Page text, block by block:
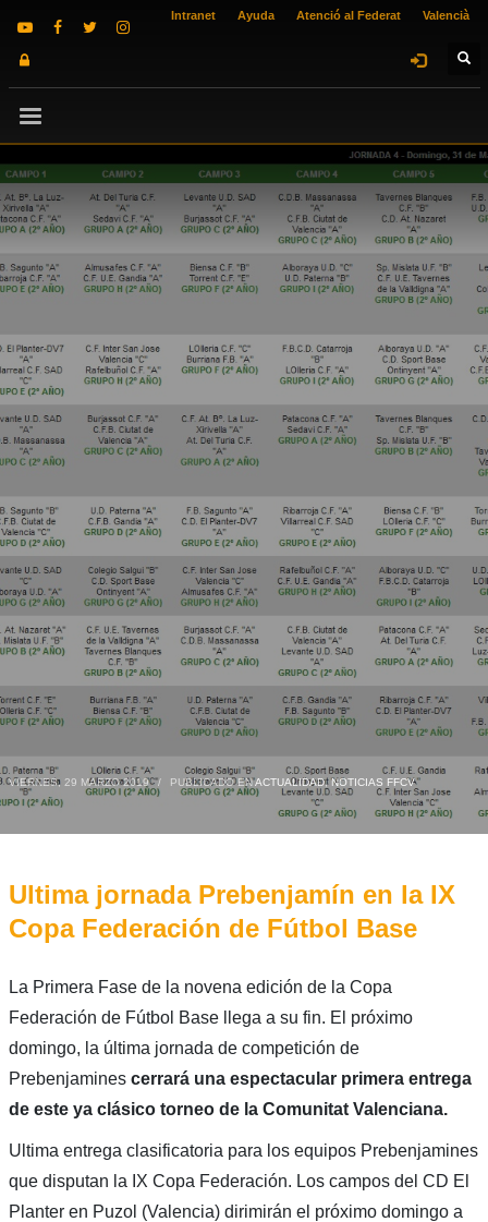
Intranet Ayuda Atenció al Federat Valencià
VIERNES, 29 MARZO 2019 / PUBLICADO ENACTUALIDAD,NOTICIAS FFCV
Ultima jornada Prebenjamín en la IX
Copa Federación de Fútbol Base
La Primera Fase de la novena edición de la Copa
Federación de Fútbol Base llega a su fin. El próximo
domingo, la última jornada de competición de
Prebenjamines cerrará una espectacular primera entrega
de este ya clásico torneo de la Comunitat Valenciana.
Ultima entrega clasificatoria para los equipos Prebenjamines
que disputan la IX Copa Federación. Los campos del CD El
Planter en Puzol (Valencia) dirimirán el próximo domingo a